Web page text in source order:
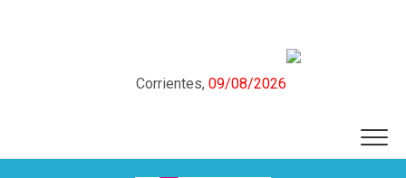
Corrientes, 09/08/2026